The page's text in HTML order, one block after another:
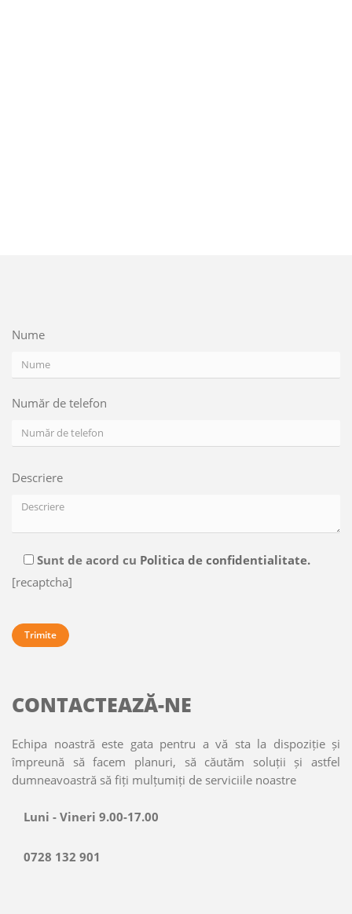
Nume
Număr de telefon
Descriere
Sunt de acord cu Politica de confidentialitate.
[recaptcha]
CONTACTEAZĂ-NE
Echipa noastră este gata pentru a vă sta la dispoziție și
împreună să facem planuri, să căutăm soluții și astfel
dumneavoastră să fiți mulțumiți de serviciile noastre
Luni - Vineri 9.00-17.00
0728 132 901